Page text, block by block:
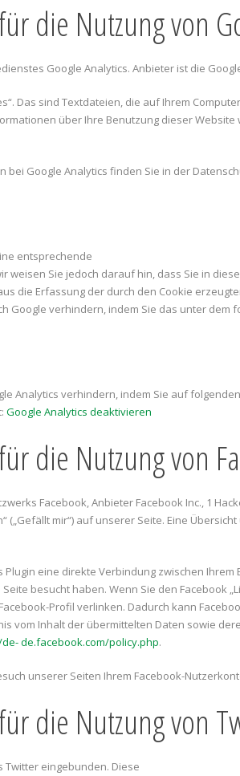
die Nutzung von
Google Analytics. Anbieter ist die
Das sind Textdateien, die auf Ihrem
über Ihre Benutzung dieser
bei Google Analytics finden Sie in der
entsprechende
weisen Sie jedoch darauf hin, dass Sie in
die Erfassung der durch den Cookie
Google verhindern, indem Sie das unter
Analytics verhindern, indem Sie auf
Google Analytics deaktivieren
die Nutzung von
Facebook, Anbieter Facebook Inc., 1
(„Gefällt mir“) auf unserer Seite. Eine
eine direkte Verbindung zwischen
besucht haben. Wenn Sie den Facebook
Profil verlinken. Dadurch kann
vom Inhalt der übermittelten Daten sowie
de.facebook.com/policy.php.
unserer Seiten Ihrem Facebook-
die Nutzung von
eingebunden. Diese